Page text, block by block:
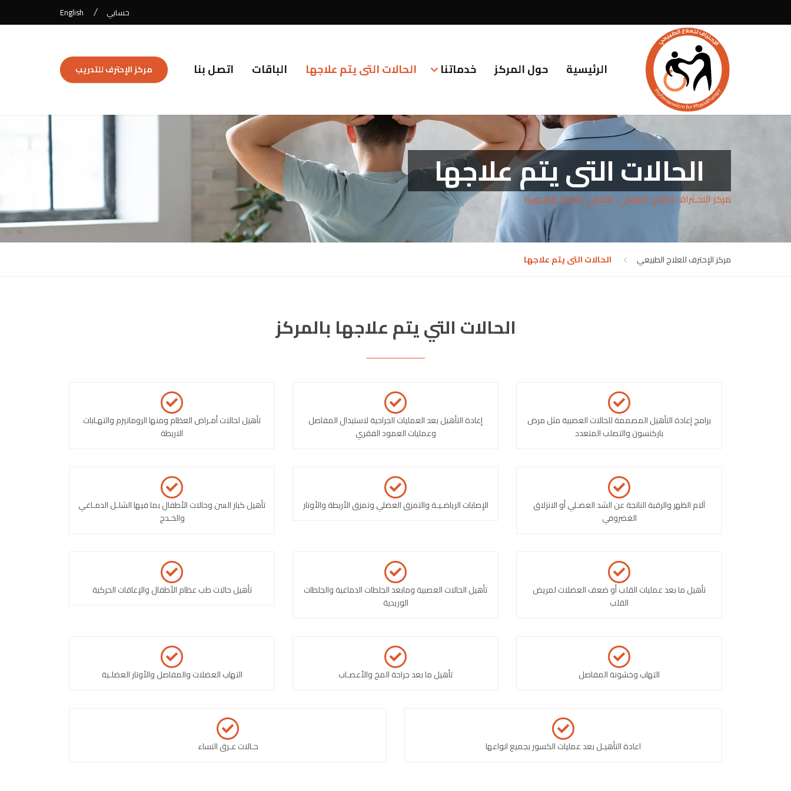
حسابي English
الرئيسية حول المركز خدماتنا الحالات التى يتم علاجها الباقات اتصل بنا مركز الإحترف للتدريب
الحالات التى يتم علاجها
مركز الاحـتراف للعلاج الطبيعي، ملتـقى الصحة والحيوية
مركز الإحترف للعلاج الطبيعي الحالات التى يتم علاجها
الحالات التي يتم علاجها بالمركز
برامج إعادة التأهيل المصممة للحالات العصبية مثل مرض
باركنسون والتصلب المتعدد
إعادة التأهيل بعد العمليات الجراحية لاستبدال المفاصل
وعمليات العمود الفقري
تأهيل لحالات أمـراض العظام ومنها الروماتيزم والتهـابات
الاربطة
آلام الظهر والرقبة الناتجة عن الشد العضـلي أو الانزلاق
الغضروفي
الإصابات الرياضـيـة والتمزق العضلي وتمزق الأربطة والأوتار
تأهيل كبار السن وحالات الأطفال بما فيها الشلـل الدمـاغي
والخـدج
تأهيل ما بعد عمليات القلب أو ضعف العضلات لمريض
القلب
تأهيل الحالات العصبية ومابعد الجلطات الدماغية والجلطات
الوريدية
تأهيل حالات طب عظام الأطفال والإعاقات الحركية
التهاب وخشونة المفاصل تأهيل ما بعد جراحة المخ والأعصـاب التهاب العضلات والمفاصل والأوتار العضلـية
اعادة التأهيـل بعد عمليات الكسور بجميع انواعها حـالات عـرق النساء